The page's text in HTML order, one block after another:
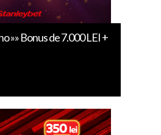
»» Bonus de 7.000 LEI +